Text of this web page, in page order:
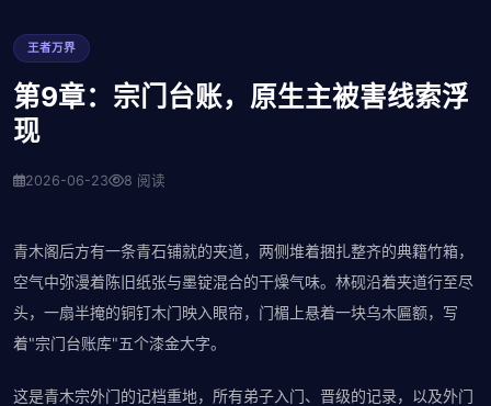
王者万界
第9章：宗门台账，原生主被害线索浮
现
2026-06-23 8 阅读
青木阁后方有一条青石铺就的夹道，两侧堆着捆扎整齐的典籍竹箱，
空气中弥漫着陈旧纸张与墨锭混合的干燥气味。林砚沿着夹道行至尽
头，一扇半掩的铜钉木门映入眼帘，门楣上悬着一块乌木匾额，写
着"宗门台账库"五个漆金大字。
这是青木宗外门的记档重地，所有弟子入门、晋级的记录，以及外门